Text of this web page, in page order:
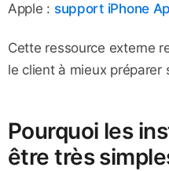
Apple : support iPhone
Cette ressource externe
le client à mieux préparer
Pourquoi les
être très